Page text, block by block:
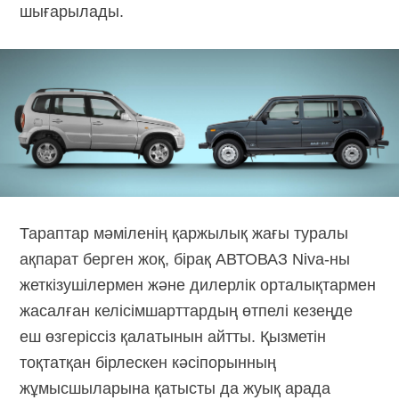
шығарылады.
Тараптар мәміленің қаржылық жағы туралы
ақпарат берген жоқ, бірақ АВТОВАЗ Niva-ны
жеткізушілермен және дилерлік орталықтармен
жасалған келісімшарттардың өтпелі кезеңде
еш өзгеріссіз қалатынын айтты. Қызметін
тоқтатқан бірлескен кәсіпорынның
жұмысшыларына қатысты да жуық арада